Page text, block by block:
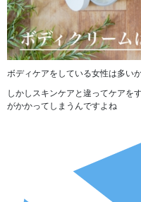
ボディケアをしている女性は多い
しかし スキンケアと違ってケアを
がかかってしまう んですよね